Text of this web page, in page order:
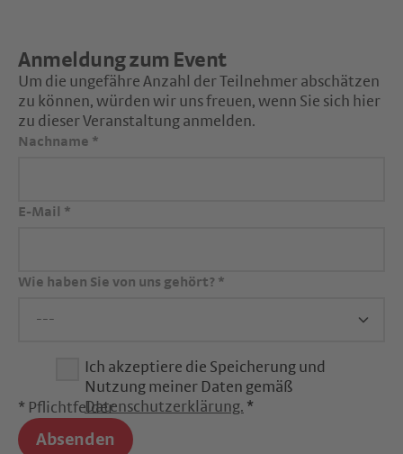
Anmeldung zum Event
Um die ungefähre Anzahl der Teilnehmer abschätzen
zu können, würden wir uns freuen, wenn Sie sich hier
zu dieser Veranstaltung anmelden.
Nachname *
E-Mail *
Wie haben Sie von uns gehört? *
Ich akzeptiere die Speicherung und
Nutzung meiner Daten gemäß
Datenschutzerklärung. *
* Pflichtfelder
Absenden